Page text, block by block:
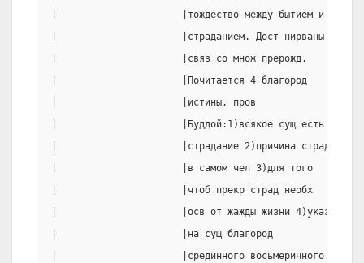
|                      |тождество между бытием и
|                      |страданием. Дост нирваны |на
|                      |связ со множ прерожд.
|                      |Почитается 4 благород
|                      |истины, пров
|                      |Буддой:1)всякое сущ есть
|                      |страдание 2)причина
|                      |в самом чел 3)для того
|                      |чтоб прекр страд необх
|                      |осв от жажды жизни
|                      |на сущ благород
|                      |срединного восьмеричного